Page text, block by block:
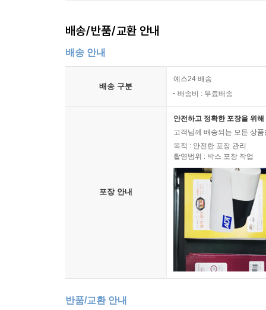
배송/반품/교환 안내
배송 안내
배송 구분
예스24 배송
배송비 : 무료배송
포장 안내
안전하고 정확한 포장을 위
고객님께 배송되는 모든 상
목적 : 안전한 포장 관리
촬영범위 : 박스 포장 작업
반품/교환 안내